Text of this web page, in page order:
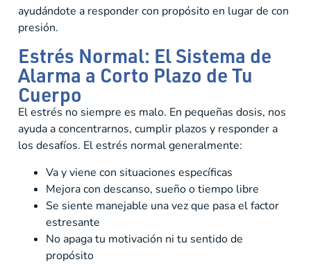
ayudándote a responder con propósito en lugar de con
presión.
Estrés Normal: El Sistema de
Alarma a Corto Plazo de Tu
Cuerpo
El estrés no siempre es malo. En pequeñas dosis, nos
ayuda a concentrarnos, cumplir plazos y responder a
los desafíos. El estrés normal generalmente:
Va y viene con situaciones específicas
Mejora con descanso, sueño o tiempo libre
Se siente manejable una vez que pasa el factor
estresante
No apaga tu motivación ni tu sentido de
propósito